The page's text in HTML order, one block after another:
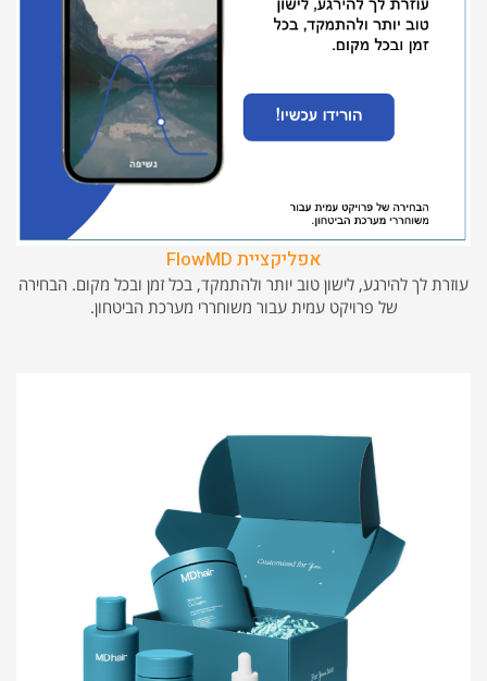
אפליקציית FlowMD
עוזרת לך להירגע, לישון טוב יותר ולהתמקד, בכל זמן ובכל מקום. הבחירה
של פרויקט עמית עבור משוחררי מערכת הביטחון.